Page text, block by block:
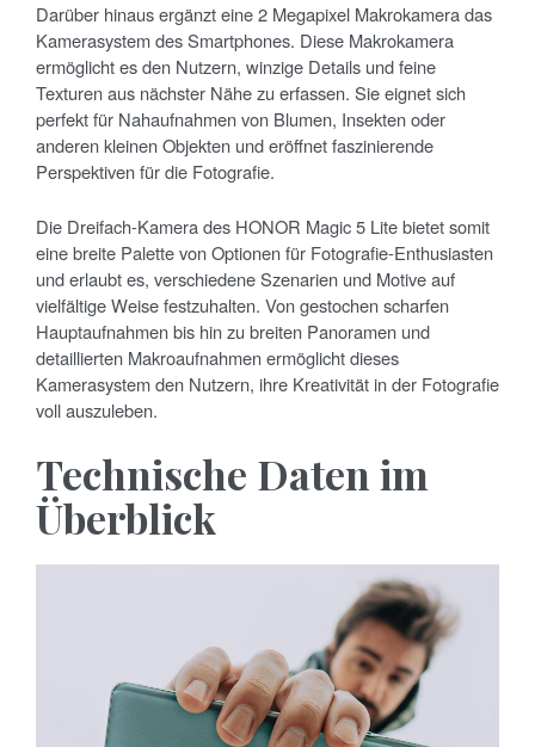
Darüber hinaus ergänzt eine 2 Megapixel Makrokamera das
Kamerasystem des Smartphones. Diese Makrokamera
ermöglicht es den Nutzern, winzige Details und feine
Texturen aus nächster Nähe zu erfassen. Sie eignet sich
perfekt für Nahaufnahmen von Blumen, Insekten oder
anderen kleinen Objekten und eröffnet faszinierende
Perspektiven für die Fotografie.
Die Dreifach-Kamera des HONOR Magic 5 Lite bietet somit
eine breite Palette von Optionen für Fotografie-Enthusiasten
und erlaubt es, verschiedene Szenarien und Motive auf
vielfältige Weise festzuhalten. Von gestochen scharfen
Hauptaufnahmen bis hin zu breiten Panoramen und
detaillierten Makroaufnahmen ermöglicht dieses
Kamerasystem den Nutzern, ihre Kreativität in der Fotografie
voll auszuleben.
Technische Daten im
Überblick